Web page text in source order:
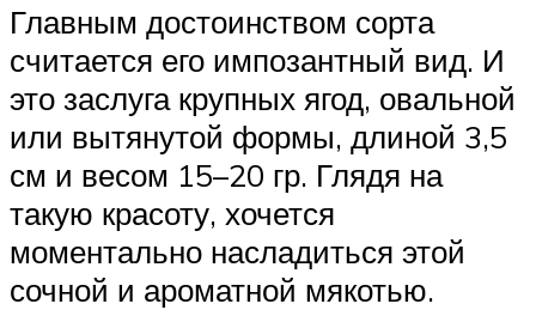
Главным достоинством сорта
считается его импозантный вид. И
это заслуга крупных ягод, овальной
или вытянутой формы, длиной 3,5
см и весом 15–20 гр. Глядя на
такую красоту, хочется
моментально насладиться этой
сочной и ароматной мякотью.